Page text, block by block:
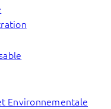
Environnementale